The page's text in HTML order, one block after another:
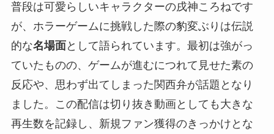
普段は可愛らしいキャラクターの戌神ころねです
が、ホラーゲームに挑戦した際の豹変ぶりは伝説
的な名場面 として語られています。最初は強がっ
ていたものの、ゲームが進むにつれて見せた素の
反応や、思わず出てしまった関西弁が話題となり
ました。この配信は切り抜き動画としても大きな
再生数を記録し、新規ファン獲得のきっかけとな